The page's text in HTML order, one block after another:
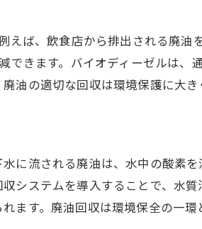
廃油再利用モデル
たなエネルギー資源
両立を目指す取り組み
サービスの利点
柔軟な調整方法
減と品質向上策
えば、飲食店から排出される廃
きます。バイオディーゼルは、
油の適切な回収は環境保護に大き
に流される廃油は、水中の酸素
システムを導入することで、水
ます。廃油回収は環境保全の一環